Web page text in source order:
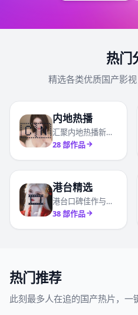
热门
精选各类优质国产影
🇨🇳
内地热播
汇聚内地热播新剧与高分口碑国产剧
28部作品
🎞️
港台精选
港台口碑佳作与经典精选合辑
38部作品
热门推荐
此刻最多人在追的国产热片，一